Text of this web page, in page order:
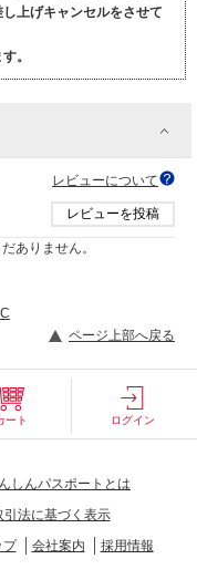
上げキャンセルをさせて
。
レビューについて
レビューを投稿
ありません。
ページ上部へ戻る
ート ログイン
しんパスポートとは
引法に基づく表示
プ 会社案内 採用情報